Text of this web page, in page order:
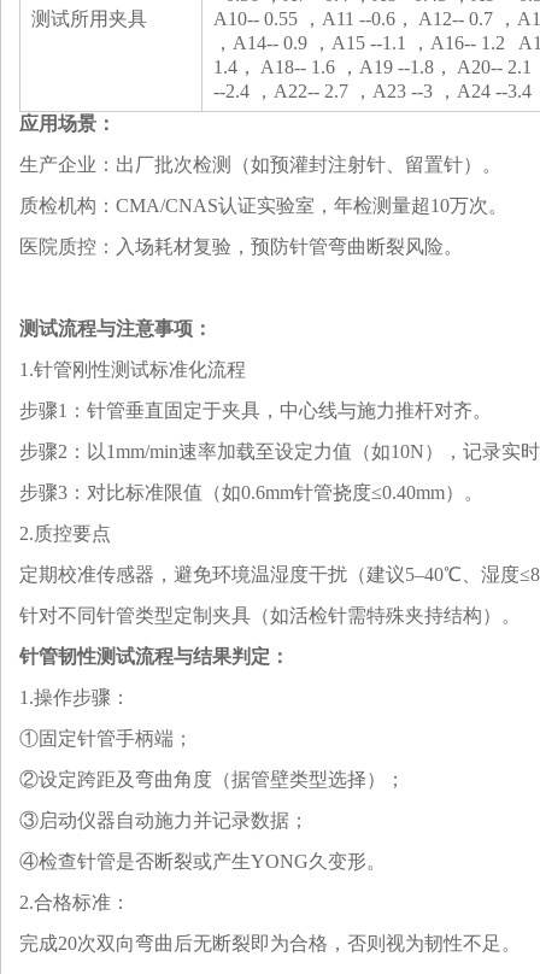
测试所用夹具
A10-- 0.55 ，A11 --0.6， A12-- 0.7 ，
，A14-- 0.9 ，A15 --1.1 ，A16-- 1.2
1.4， A18-- 1.6 ，A19 --1.8， A20-- 2.1
--2.4 ，A22-- 2.7 ，A23 --3 ，A24 --3.4
应用场景 ：
‌生产企业‌：出厂批次检测（如预灌封注射针、留置针）‌。
‌质检机构‌：CMA/CNAS认证实验室，年检测量超10万次‌。
‌医院质控‌：入场耗材复验，预防针管弯曲断裂风险‌。
测试流程与注意事项 ：
1.针管刚性测试‌标准化流程‌
‌步骤1‌：针管垂直固定于夹具，中心线与施力推杆对齐‌。
步骤2‌：以1mm/min速率加载至设定力值（如10N），记录实
‌步骤3‌：对比标准限值（如0.6mm针管挠度≤0.40mm）‌。
2.‌质控要点‌
定期校准传感器，避免环境温湿度干扰（建议5–40℃、湿度
针对不同针管类型定制夹具（如活检针需特殊夹持结构）‌。
针管韧性测试流程与结果判定 ：
1.‌操作步骤‌：
①固定针管手柄端；
②设定跨距及弯曲角度 （据管壁类型选择）；
③启动仪器自动施力并记录数据；
④检查针管是否断裂或产生YONG久变形‌。
2.‌合格标准‌：
完成20次双向弯曲后无断裂即为合格，否则视为韧性不足‌。